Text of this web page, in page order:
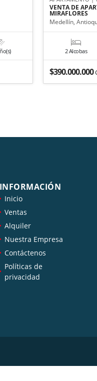
VENTA DE
MIRAFLORES
Medellín,
2 Alcobas
$390.000.000
INFORMACIÓN
Inicio
Ventas
Alquiler
Nuestra Empresa
Contáctenos
Políticas de
privacidad